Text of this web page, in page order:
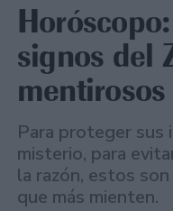
signos del
mentirosos
Para proteger sus
misterio, para
la razón, estos
que más mienten.